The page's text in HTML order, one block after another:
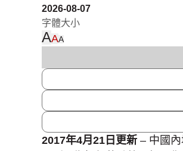
2026-08-07
字體大小
AAA
2017年4月21日更新 – 中國